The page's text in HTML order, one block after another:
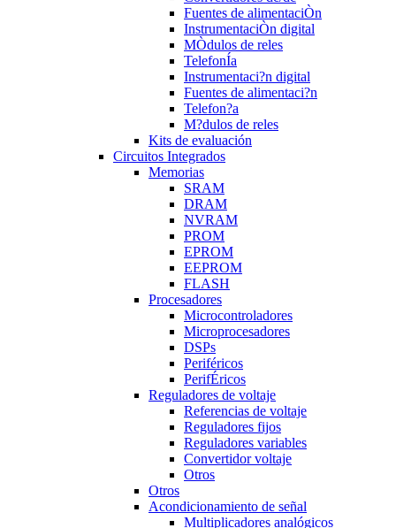
Fuentes de alimentaciÒn
InstrumentaciÒn digital
MÒdulos de reles
TelefonÍa
Instrumentaci?n digital
Fuentes de alimentaci?n
Telefon?a
M?dulos de reles
Kits de evaluación
Circuitos Integrados
Memorias
SRAM
DRAM
NVRAM
PROM
EPROM
EEPROM
FLASH
Procesadores
Microcontroladores
Microprocesadores
DSPs
Periféricos
PerifÉricos
Reguladores de voltaje
Referencias de voltaje
Reguladores fijos
Reguladores variables
Convertidor voltaje
Otros
Otros
Acondicionamiento de señal
Multiplicadores analógicos